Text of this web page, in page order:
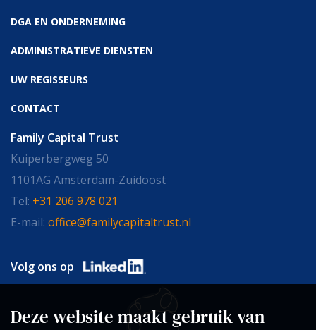
DGA EN ONDERNEMING
ADMINISTRATIEVE DIENSTEN
UW REGISSEURS
CONTACT
Family Capital Trust
Kuiperbergweg 50
1101AG Amsterdam-Zuidoost
Tel: +31 206 978 021
E-mail: office@familycapitaltrust.nl
Volg ons op
Deze website maakt gebruik van